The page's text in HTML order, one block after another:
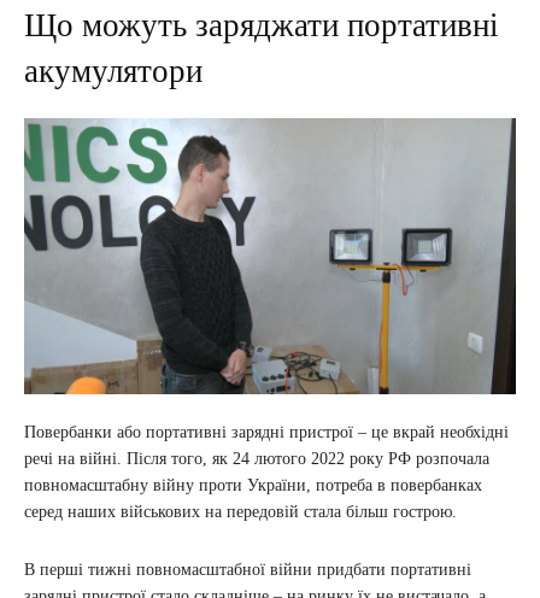
Що можуть заряджати портативні
акумулятори
Повербанки або портативні зарядні пристрої – це вкрай необхідні
речі на війні. Після того, як 24 лютого 2022 року РФ розпочала
повномасштабну війну проти України, потреба в повербанках
серед наших військових на передовій стала більш гострою.
В перші тижні повномасштабної війни придбати портативні